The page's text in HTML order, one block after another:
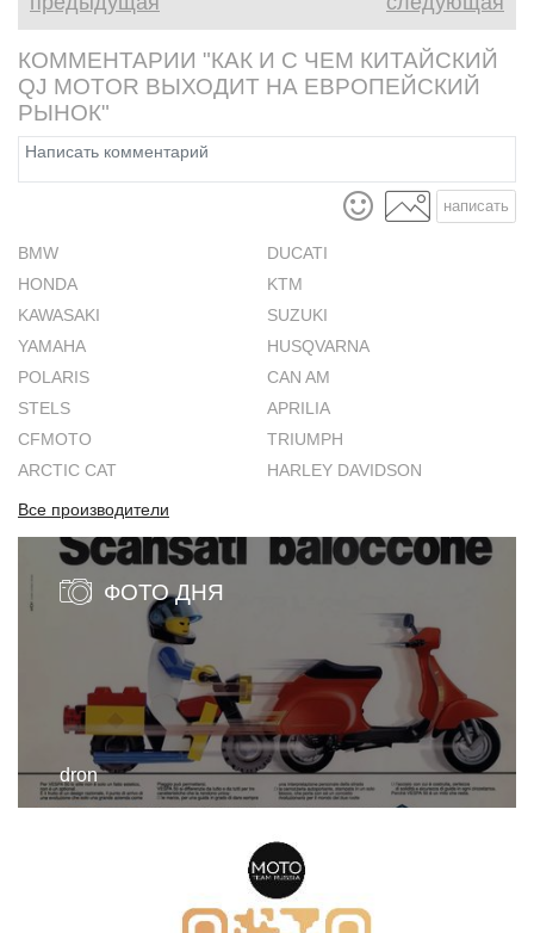
КОММЕНТАРИИ "КАК И С ЧЕМ КИТАЙСКИЙ
QJ MOTOR ВЫХОДИТ НА ЕВРОПЕЙСКИЙ
РЫНОК"
написать
BMW
DUCATI
HONDA
KTM
KAWASAKI
SUZUKI
YAMAHA
HUSQVARNA
POLARIS
CAN AM
STELS
APRILIA
CFMOTO
TRIUMPH
ARCTIC CAT
HARLEY DAVIDSON
Все производители
ФОТО ДНЯ
dron